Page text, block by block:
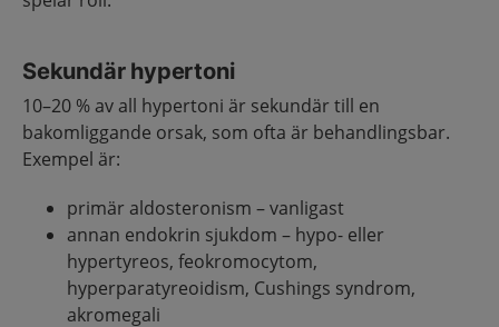
Sekundär hypertoni
10–20 % av all hypertoni är sekundär till en
bakomliggande orsak, som ofta är behandlingsbar.
Exempel är:
primär aldosteronism – vanligast
annan endokrin sjukdom – hypo- eller
hypertyreos, feokromocytom,
hyperparatyreoidism, Cushings syndrom,
akromegali